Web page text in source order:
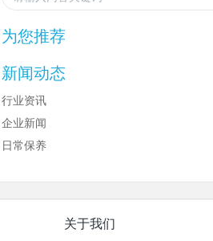
为您推荐
新闻动态
行业资讯
企业新闻
日常保养
关于我们